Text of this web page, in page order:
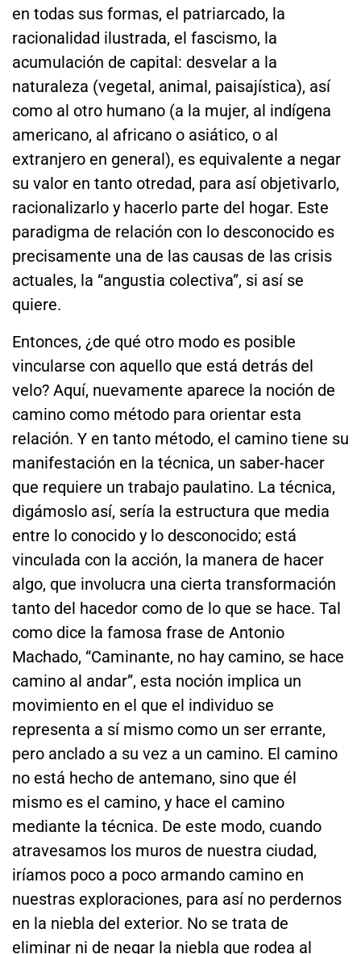
en todas sus formas, el patriarcado, la
racionalidad ilustrada, el fascismo, la
acumulación de capital: desvelar a la
naturaleza (vegetal, animal, paisajística), así
como al otro humano (a la mujer, al indígena
americano, al africano o asiático, o al
extranjero en general), es equivalente a negar
su valor en tanto otredad, para así objetivarlo,
racionalizarlo y hacerlo parte del hogar. Este
paradigma de relación con lo desconocido es
precisamente una de las causas de las crisis
actuales, la “angustia colectiva”, si así se
quiere.
Entonces, ¿de qué otro modo es posible
vincularse con aquello que está detrás del
velo? Aquí, nuevamente aparece la noción de
camino como método para orientar esta
relación. Y en tanto método, el camino tiene su
manifestación en la técnica, un saber-hacer
que requiere un trabajo paulatino. La técnica,
digámoslo así, sería la estructura que media
entre lo conocido y lo desconocido; está
vinculada con la acción, la manera de hacer
algo, que involucra una cierta transformación
tanto del hacedor como de lo que se hace. Tal
como dice la famosa frase de Antonio
Machado, “Caminante, no hay camino, se hace
camino al andar”, esta noción implica un
movimiento en el que el individuo se
representa a sí mismo como un ser errante,
pero anclado a su vez a un camino. El camino
no está hecho de antemano, sino que él
mismo es el camino, y hace el camino
mediante la técnica. De este modo, cuando
atravesamos los muros de nuestra ciudad,
iríamos poco a poco armando camino en
nuestras exploraciones, para así no perdernos
en la niebla del exterior. No se trata de
eliminar ni de negar la niebla que rodea al